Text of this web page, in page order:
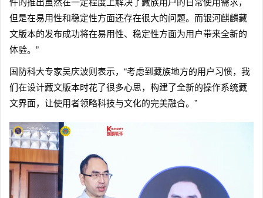
但是在易用性和稳定性方面还存在很大的问题。而银河麒麟藏
文版本的发布成功将在易用性、稳定性方面为用户带来全新的
体验。”
国防科大专家吴庆波则表示，“考虑到藏族地方的用户习惯，我
们在设计藏文版本时花了很多心思，构建了全新的操作系统藏
文界面，让使用者领略科技与文化的完美融合。”